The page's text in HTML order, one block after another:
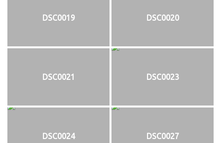
DSC0019 DSC0020
DSC0021 DSC0023
DSC0024 DSC0027